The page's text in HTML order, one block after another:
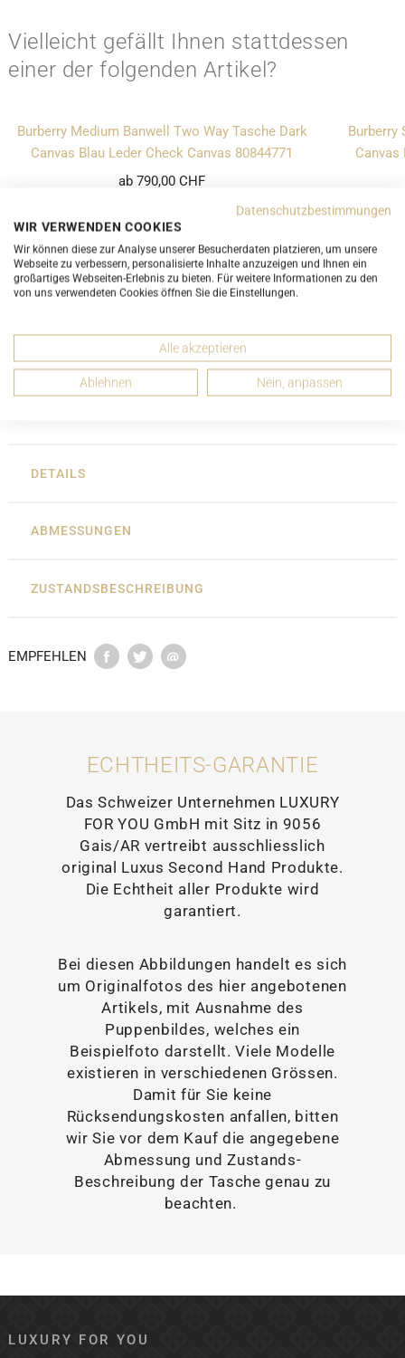
Vielleicht gefällt Ihnen stattdessen
einer der folgenden Artikel?
Burberry Medium Banwell Two Way Tasche Dark
Canvas Blau Leder Check Canvas 80844771
ab 790,00 CHF
UNGEBRAUCHT
Burberry
Canvas
DETAILS
ABMESSUNGEN
ZUSTANDSBESCHREIBUNG
EMPFEHLEN
ECHTHEITS-GARANTIE
Das Schweizer Unternehmen LUXURY
FOR YOU GmbH mit Sitz in 9056
Gais/AR vertreibt ausschliesslich
original Luxus Second Hand Produkte.
Die Echtheit aller Produkte wird
garantiert.
Bei diesen Abbildungen handelt es sich
um Originalfotos des hier angebotenen
Artikels, mit Ausnahme des
Puppenbildes, welches ein
Beispielfoto darstellt. Viele Modelle
existieren in verschiedenen Grössen.
Damit für Sie keine
Rücksendungskosten anfallen, bitten
wir Sie vor dem Kauf die angegebene
Abmessung und Zustands-
Beschreibung der Tasche genau zu
beachten.
LUXURY FOR YOU
Datenschutzbestimmungen
WIR VERWENDEN COOKIES
Wir können diese zur Analyse unserer Besucherdaten platzieren, um unsere
Webseite zu verbessern, personalisierte Inhalte anzuzeigen und Ihnen ein
großartiges Webseiten-Erlebnis zu bieten. Für weitere Informationen zu den
von uns verwendeten Cookies öffnen Sie die Einstellungen.
Alle akzeptieren
Ablehnen Nein, anpassen